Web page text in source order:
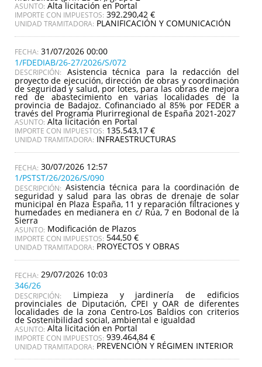
ASUNTO: Alta licitación en Portal
IMPORTE CON IMPUESTOS: 392.290,42 €
UNIDAD TRAMITADORA: PLANIFICACIÓN Y COMUNICACIÓN
31/07/2026 00:00
1/FDEDIAB/26-27/2026/S/072
DESCRIPCIÓN: Asistencia técnica para la redacción del
proyecto de ejecución, dirección de obras y coordinación
de seguridad y salud, por lotes, para las obras de mejora
red de abastecimiento en varias localidades de la
provincia de Badajoz. Cofinanciado al 85% por FEDER a
través del Programa Plurirregional de España 2021-2027
ASUNTO: Alta licitación en Portal
IMPORTE CON IMPUESTOS: 135.543,17 €
UNIDAD TRAMITADORA: INFRAESTRUCTURAS
30/07/2026 12:57
1/PSTST/26/2026/S/090
DESCRIPCIÓN: Asistencia técnica para la coordinación de
seguridad y salud para las obras de drenaje de solar
municipal en Plaza España, 11 y reparación filtraciones y
humedades en medianera en c/ Rúa, 7 en Bodonal de la
Sierra
ASUNTO: Modificación de Plazos
IMPORTE CON IMPUESTOS: 544,50 €
UNIDAD TRAMITADORA: PROYECTOS Y OBRAS
29/07/2026 10:03
346/26
DESCRIPCIÓN: Limpieza y jardinería de edificios
provinciales de Diputación, CPEI y OAR de diferentes
localidades de la zona Centro-Los Baldios con criterios
de Sostenibilidad social, ambiental e igualdad
ASUNTO: Alta licitación en Portal
IMPORTE CON IMPUESTOS: 939.464,84 €
UNIDAD TRAMITADORA: PREVENCIÓN Y RÉGIMEN INTERIOR